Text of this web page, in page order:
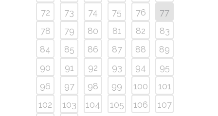
72
73 74 75 76
77
78
79 80 81 82
83
84
85 86 87 88
89
90
91 92 93 94
95
96
97 98 99 100
101
102
103 104 105 106
107